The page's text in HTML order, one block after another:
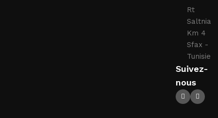
Rt
Saltnia
Km 4
Sfax -
Tunisie
Suivez-
nous